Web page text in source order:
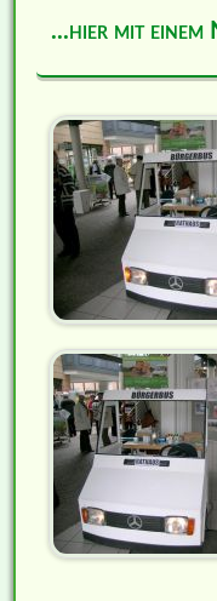
...hier mit einem